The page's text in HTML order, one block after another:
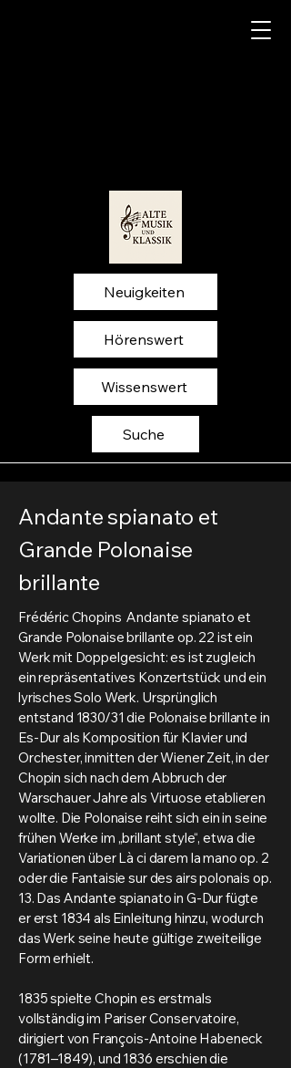
Neuigkeiten
Hörenswert
Wissenswert
Suche
Andante spianato et
Grande Polonaise
brillante
Frédéric Chopins Andante spianato et
Grande Polonaise brillante op. 22 ist ein
Werk mit Doppelgesicht: es ist zugleich
ein repräsentatives Konzertstück und ein
lyrisches Solo Werk. Ursprünglich
entstand 1830/31 die Polonaise brillante in
Es-Dur als Komposition für Klavier und
Orchester, inmitten der Wiener Zeit, in der
Chopin sich nach dem Abbruch der
Warschauer Jahre als Virtuose etablieren
wollte. Die Polonaise reiht sich ein in seine
frühen Werke im „brillant style“, etwa die
Variationen über Là ci darem la mano op. 2
oder die Fantaisie sur des airs polonais op.
13. Das Andante spianato in G-Dur fügte
er erst 1834 als Einleitung hinzu, wodurch
das Werk seine heute gültige zweiteilige
Form erhielt.
1835 spielte Chopin es erstmals
vollständig im Pariser Conservatoire,
dirigiert von François-Antoine Habeneck
(1781–1849), und 1836 erschien die